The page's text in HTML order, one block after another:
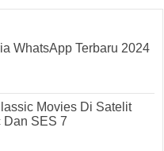
WhatsApp Terbaru 2024
Movies Di Satelit
Dan SES 7